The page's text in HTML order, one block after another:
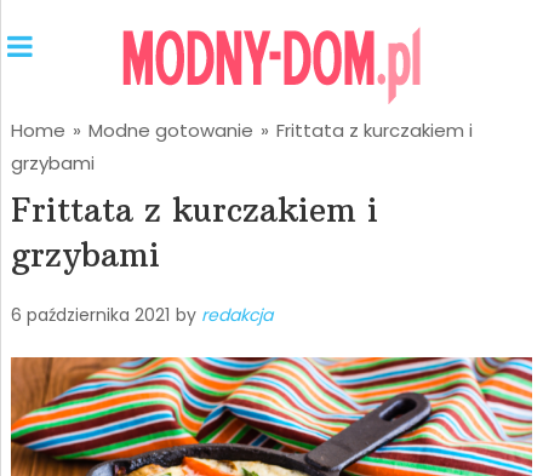
Home » Modne gotowanie » Frittata z kurczakiem i
grzybami
Frittata z kurczakiem i
grzybami
6 października 2021 by redakcja